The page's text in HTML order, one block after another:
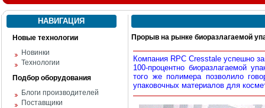
НАВИГАЦИЯ
Новые технологии
Новинки
Технологии
Подбор оборудования
Блоги производителей
Поставщики
Прорыв на рынке биоразлагаемой
Компания RPC Cresstale успешно
100-процентно биоразлагаемой
того же полимера позволило
упаковочных материалов для